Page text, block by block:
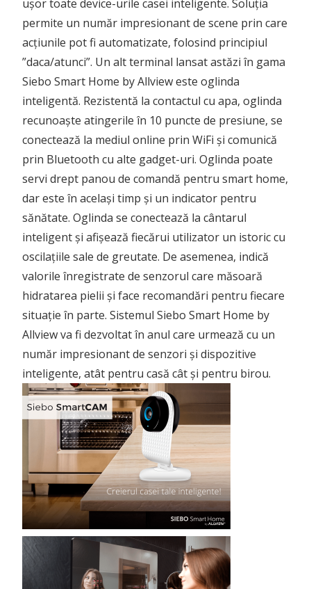
ușor toate device-urile casei inteligente. Soluția
permite un număr impresionant de scene prin care
acțiunile pot fi automatizate, folosind principiul
”daca/atunci”. Un alt terminal lansat astăzi în gama
Siebo Smart Home by Allview este oglinda
inteligentă. Rezistentă la contactul cu apa, oglinda
recunoaște atingerile în 10 puncte de presiune, se
conectează la mediul online prin WiFi și comunică
prin Bluetooth cu alte gadget-uri. Oglinda poate
servi drept panou de comandă pentru smart home,
dar este în același timp și un indicator pentru
sănătate. Oglinda se conectează la cântarul
inteligent și afișează fiecărui utilizator un istoric cu
oscilațiile sale de greutate. De asemenea, indică
valorile înregistrate de senzorul care măsoară
hidratarea pielii și face recomandări pentru fiecare
situație în parte. Sistemul Siebo Smart Home by
Allview va fi dezvoltat în anul care urmează cu un
număr impresionant de senzori și dispozitive
inteligente, atât pentru casă cât și pentru birou.